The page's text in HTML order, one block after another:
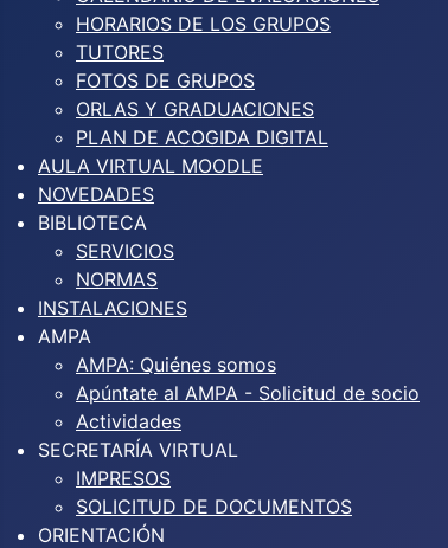
HORARIOS DE LOS GRUPOS
TUTORES
FOTOS DE GRUPOS
ORLAS Y GRADUACIONES
PLAN DE ACOGIDA DIGITAL
AULA VIRTUAL MOODLE
NOVEDADES
BIBLIOTECA
SERVICIOS
NORMAS
INSTALACIONES
AMPA
AMPA: Quiénes somos
Apúntate al AMPA - Solicitud de socio
Actividades
SECRETARÍA VIRTUAL
IMPRESOS
SOLICITUD DE DOCUMENTOS
ORIENTACIÓN